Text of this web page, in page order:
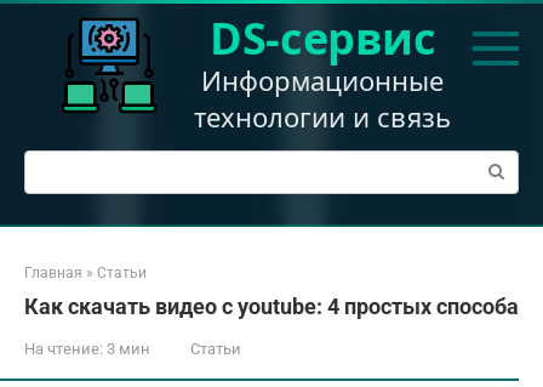
Перейти
DS-сервис
Информационные
технологии и связь
Поиск:
Главная » Статьи
Как скачать видео с youtube: 4 простых способа
На чтение: 3 мин Статьи